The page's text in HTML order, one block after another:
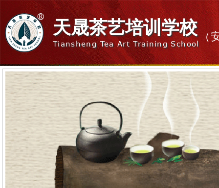
天晟茶艺培训学校
Tiansheng Tea Art Training School
（